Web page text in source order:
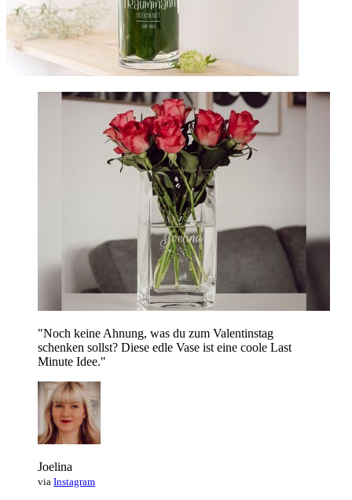
"Noch keine Ahnung, was du zum Valentinstag
schenken sollst? Diese edle Vase ist eine coole Last
Minute Idee."
Joelina
via Instagram